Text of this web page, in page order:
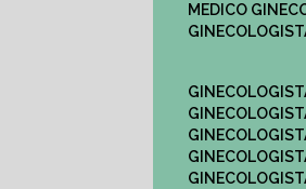
MEDICO